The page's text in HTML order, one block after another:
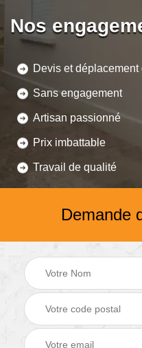
Nos
Devis et déplacement
Sans engagement
Artisan passionné
Prix imbattable
Travail de qualité
Demande